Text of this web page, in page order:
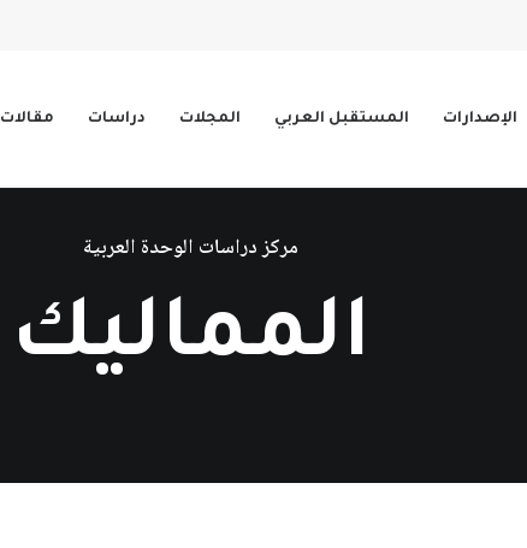
الإصدارات المستقبل العربي المجلات دراسات مقالات
مركز دراسات الوحدة العربية
المماليك